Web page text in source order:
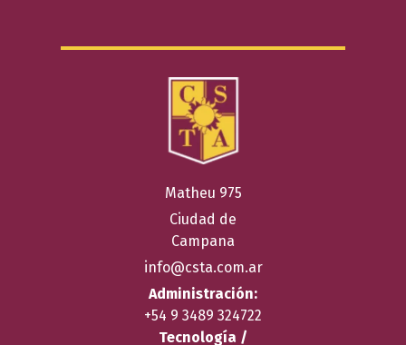
Matheu 975
Ciudad de
Campana
info@csta.com.ar
Administración:
+54 9 3489 324722
Tecnología /